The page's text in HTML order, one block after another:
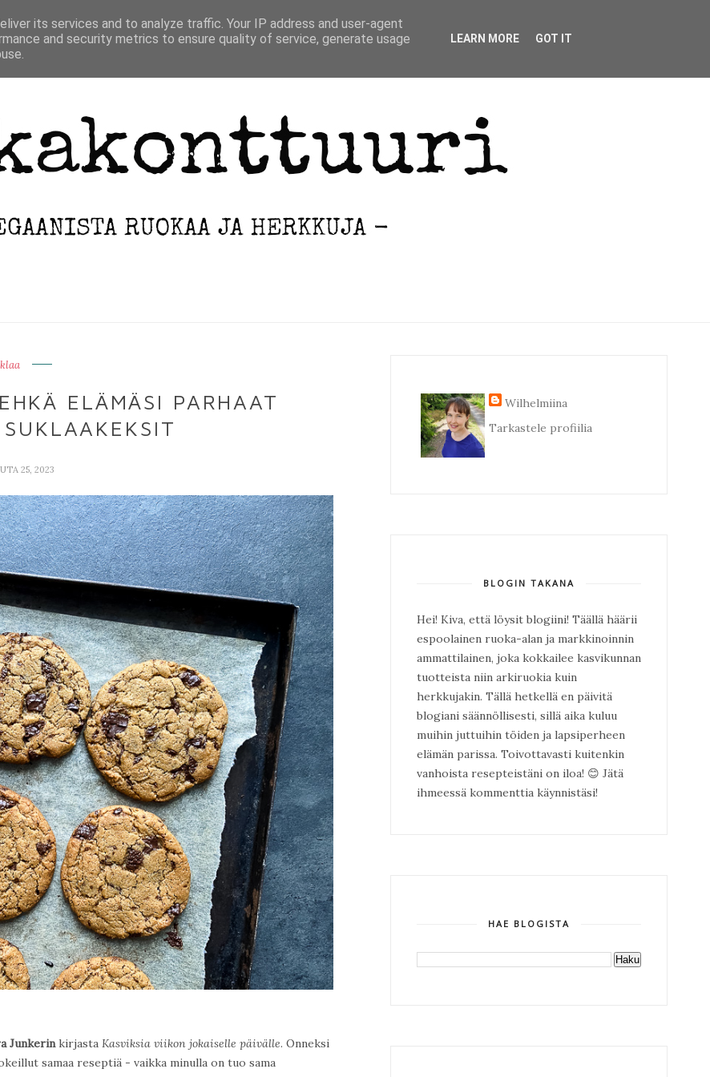
ETUSIVU INFO ARKISTO
ELÄMÄSI PARHAAT
25, 2023
Junkerinkirjasta Kasviksia viikon jokaiselle päivälle. Onneksi
samaa reseptiä - vaikka minulla on tuo sama
Wilhelmiina
Tarkastele profiilia
BLOGIN TAKANA
Hei! Kiva, että löysit blogiini! Täällä häärii
espoolainen ruoka-alan ja markkinoinnin
ammattilainen, joka kokkailee kasvikunnan
tuotteista niin arkiruokia kuin
herkkujakin. Tällä hetkellä en päivitä
blogiani säännöllisesti, sillä aika kuluu
muihin juttuihin töiden ja lapsiperheen
elämän parissa. Toivottavasti kuitenkin
vanhoista resepteistäni on iloa! 😊 Jätä
ihmeessä kommenttia käynnistäsi!
HAE BLOGISTA
its services and to analyze traffic. Your IP address and user-agent
and security metrics to ensure quality of service, generate usage
LEARN MORE GOT IT